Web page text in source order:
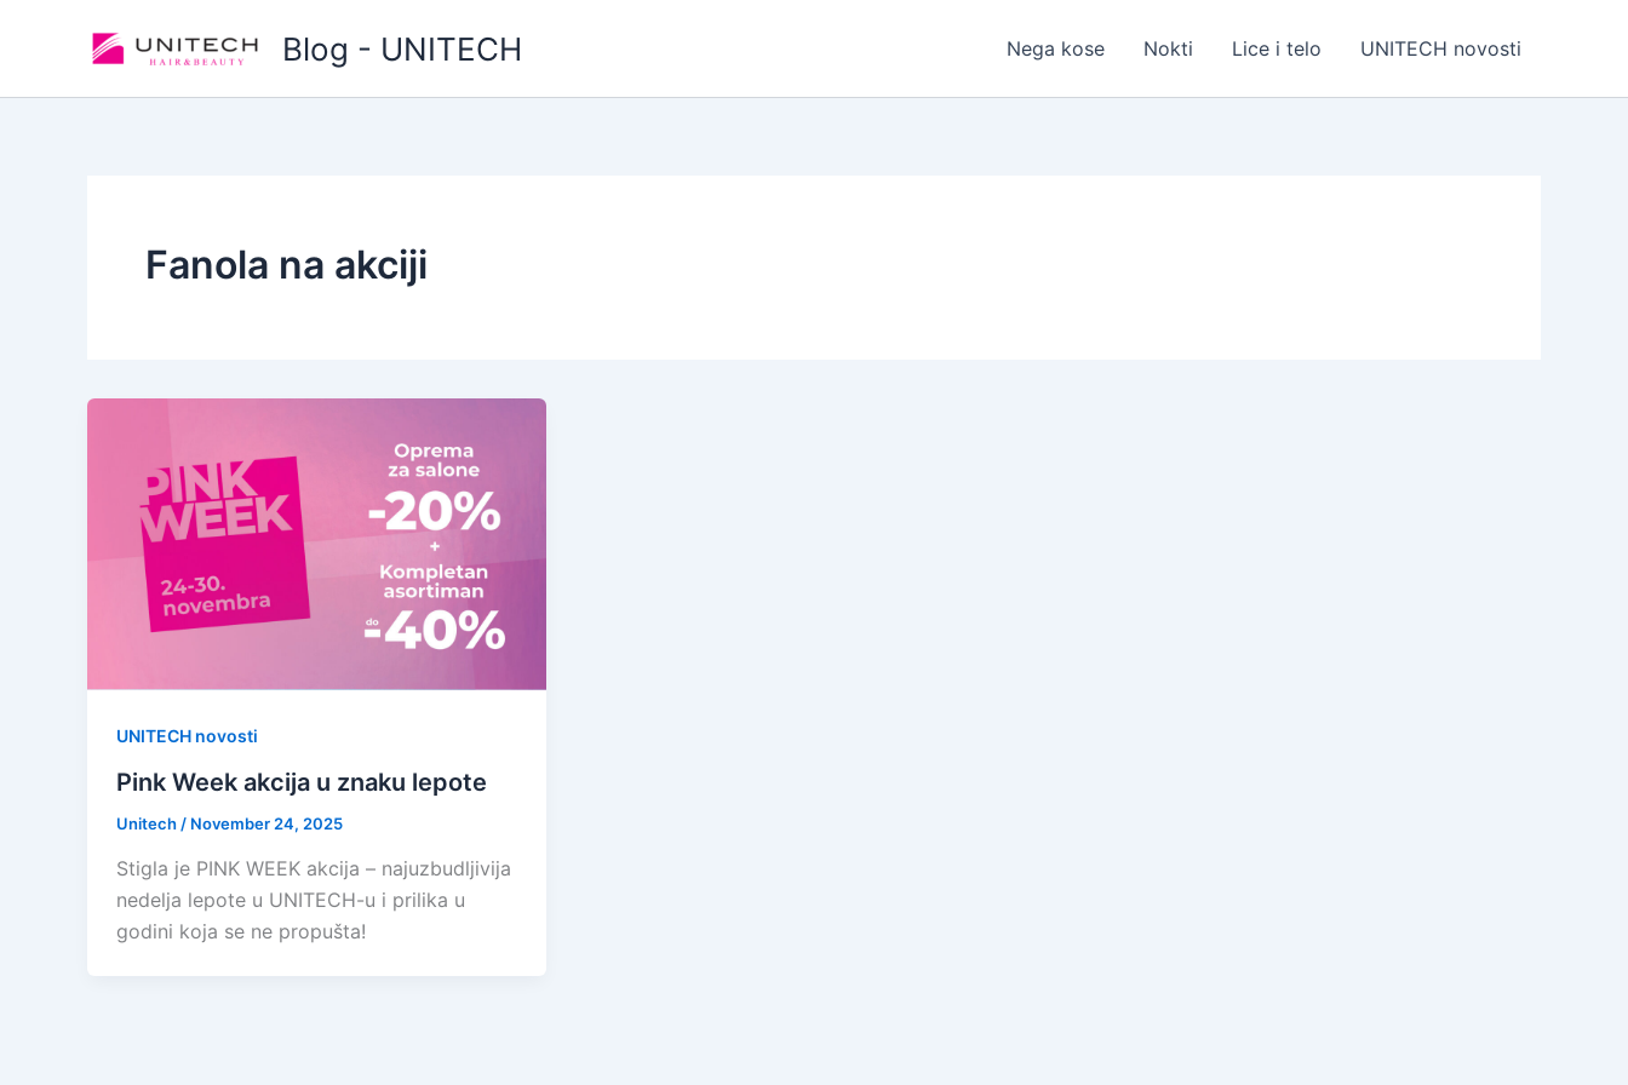
Blog - UNITECH Nega kose Nokti Lice i telo UNITECH novosti
Fanola na akciji
UNITECH novosti
Pink Week akcija u znaku lepote
Unitech / November 24, 2025
Stigla je PINK WEEK akcija – najuzbudljivija
nedelja lepote u UNITECH-u i prilika u
godini koja se ne propušta!